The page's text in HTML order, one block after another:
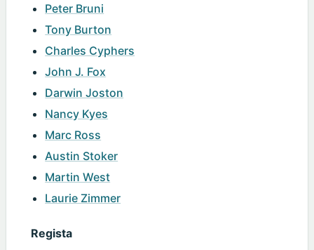
Peter Bruni
Tony Burton
Charles Cyphers
John J. Fox
Darwin Joston
Nancy Kyes
Marc Ross
Austin Stoker
Martin West
Laurie Zimmer
Regista